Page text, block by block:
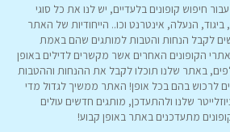
חיפוש קופונים בלעדיים, יש לנו את כל סוגי
ביגוד, הנעלה, אינטרנט וכו.. הייחודיות של האתר
לקבל הנחות והטבות למותגים שהם באמת
הקופונים האחרים אשר מקשרים לדילים באופן
באתר שלנו תוכלו לקבל את ההנחות וההטבות
לרכוש בהם בכל אופן! האתר ממשיך לגדול מדי
שלנו ולהתעדכן, מותגים חדשים עולים
מתעדכנים באתר באופן קבוע!